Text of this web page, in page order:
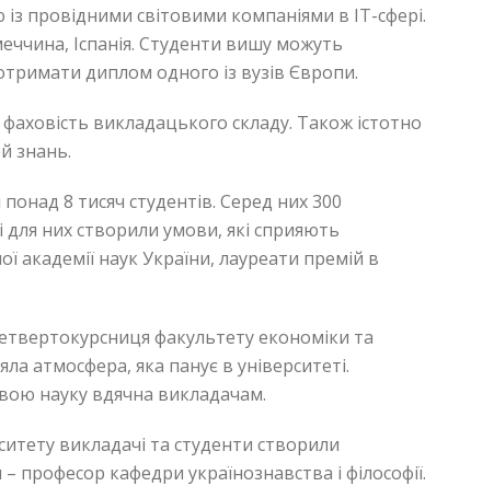
провідними світовими компаніями в ІТ-сфері.
Іспанія. Студенти вишу можуть
диплом одного із вузів Європи.
викладацького складу. Також істотно
знань.
8 тисяч студентів. Серед них 300
для них створили умови, які сприяють
академії наук України, лауреати премій в
факультету економіки та
атмосфера, яка панує в університеті.
науку вдячна викладачам.
викладачі та студенти створили
кафедри українознавства і філософії.